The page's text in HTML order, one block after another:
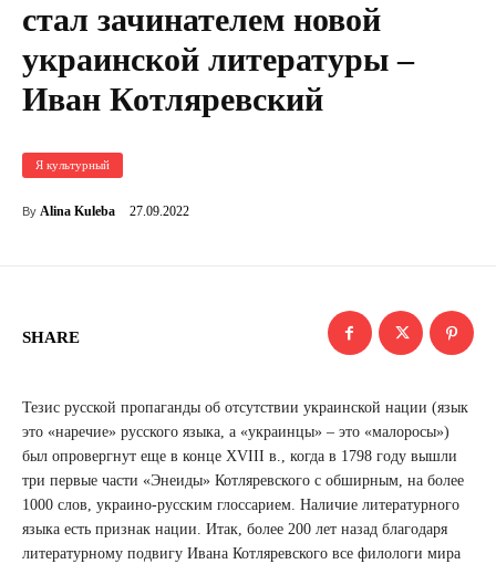
стал зачинателем новой
украинской литературы –
Иван Котляревский
Я культурный
By Alina Kuleba 27.09.2022
SHARE
Тезис русской пропаганды об отсутствии украинской нации (язык
это «наречие» русского языка, а «украинцы» – это «малоросы»)
был опровергнут еще в конце XVIII в., когда в 1798 году вышли
три первые части «Энеиды» Котляревского с обширным, на более
1000 слов, украино-русским глоссарием. Наличие литературного
языка есть признак нации. Итак, более 200 лет назад благодаря
литературному подвигу Ивана Котляревского все филологи мира